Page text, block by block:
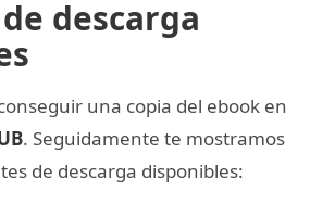
descarga
una copia del ebook en
. Seguidamente te mostramos
de descarga disponibles: